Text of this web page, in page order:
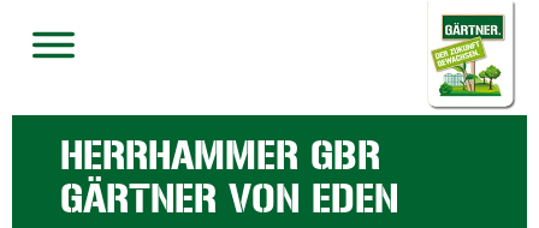
HERRHAMMER GBR
GÄRTNER VON EDEN